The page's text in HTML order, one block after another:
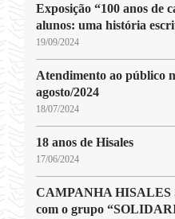
Exposição “100 anos de
alunos: uma história
19/09/2024
Atendimento ao público
agosto/2024
18/07/2024
18 anos de Hisales
17/06/2024
CAMPANHA HISALES
com o grupo